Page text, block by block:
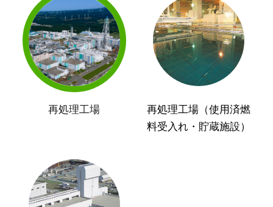
再処理工場
再処理工場（使用済燃
料受入れ・貯蔵施設）